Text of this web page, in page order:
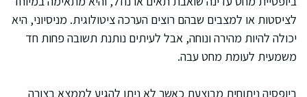
לציסטות או למצבים שבהם רוצים הערכה ציטולוגית. מניסיוני, היא
יכולה להיות מהירה ונוחה, אבל לעיתים נותנת תשובה פחות חד
משמעית לעומת מחט עבה.
ביופסיה ניתוחית מבוצעת כאשר לא ניתן להגיע לממצא בצורה